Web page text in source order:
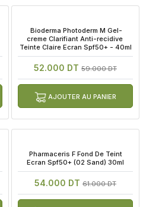
Bioderma Photoderm M Gel-
creme Clarifiant Anti-recidive
Teinte Claire Ecran Spf50+ - 40ml
52.000 DT 59.000 DT
AJOUTER AU PANIER
Pharmaceris F Fond De Teint
Ecran Spf50+ (02 Sand) 30ml
54.000 DT 61.000 DT